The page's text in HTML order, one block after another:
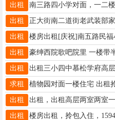
出租
出租
出租
出租
出租
求租
出租
出租 楼房出租，拎包入住，